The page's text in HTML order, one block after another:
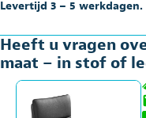
Levertijd 3 – 5 werkdagen.
Heeft u vragen
maat – in stof of